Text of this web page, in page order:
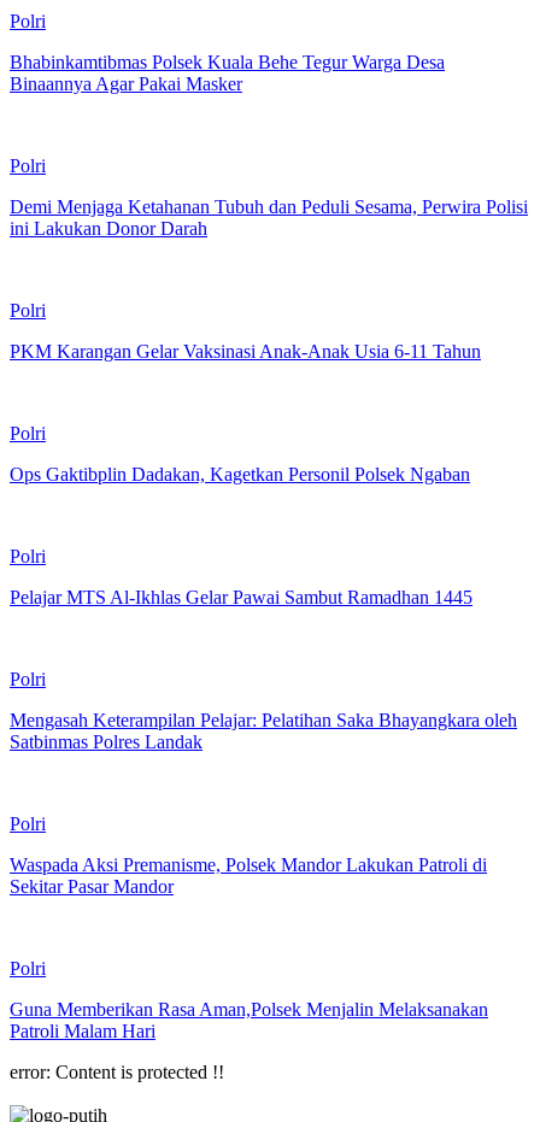
Polri
Bhabinkamtibmas Polsek Kuala Behe Tegur Warga Desa
Binaannya Agar Pakai Masker
Polri
Demi Menjaga Ketahanan Tubuh dan Peduli Sesama, Perwira Polisi
ini Lakukan Donor Darah
Polri
PKM Karangan Gelar Vaksinasi Anak-Anak Usia 6-11 Tahun
Polri
Ops Gaktibplin Dadakan, Kagetkan Personil Polsek Ngaban
Polri
Pelajar MTS Al-Ikhlas Gelar Pawai Sambut Ramadhan 1445
Polri
Mengasah Keterampilan Pelajar: Pelatihan Saka Bhayangkara oleh
Satbinmas Polres Landak
Polri
Waspada Aksi Premanisme, Polsek Mandor Lakukan Patroli di
Sekitar Pasar Mandor
Polri
Guna Memberikan Rasa Aman,Polsek Menjalin Melaksanakan
Patroli Malam Hari
error: Content is protected !!